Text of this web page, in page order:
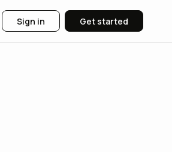
Sign in Get started